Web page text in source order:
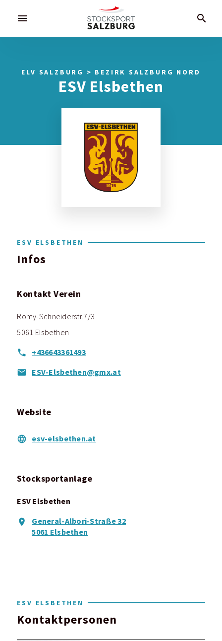
menu search
ELV SALZBURG > BEZIRK SALZBURG NORD
ESV Elsbethen
ESV ELSBETHEN
Infos
Kontakt Verein
Romy-Schneiderstr.7/3
5061 Elsbethen
+436643361493
ESV-Elsbethen@gmx.at
Website
esv-elsbethen.at
Stocksportanlage
ESV Elsbethen
General-Albori-Straße 32
5061 Elsbethen
ESV ELSBETHEN
Kontaktpersonen